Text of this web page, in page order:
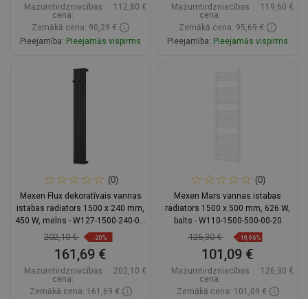
Mazumtirdzniecības
cena:
112,80 €
Zemākā cena: 90,29 €
Pieejamība: Pieejamās vispirms
Ielikt grozā
Mazumtirdzniecības
cena:
119,60 €
Zemākā cena: 95,69 €
Pieejamība: Pieejamās vispirms
(0)
Mexen Flux dekoratīvais vannas
istabas radiators 1500 x 240 mm,
450 W, melns - W127-1500-240-00-
70
202,10 € -20%
161,69 €
Mazumtirdzniecības
cena:
202,10 €
Zemākā cena: 161,69 €
(0)
Mexen Mars vannas istabas
radiators 1500 x 500 mm, 626 W,
balts - W110-1500-500-00-20
126,30 € -19,96%
101,09 €
Mazumtirdzniecības
cena:
126,30 €
Zemākā cena: 101,09 €